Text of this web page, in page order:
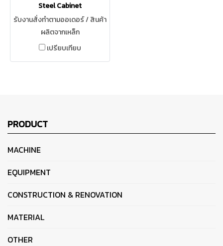
Steel Cabinet
รับงานสั่งทำตามออเดอร์ / สินค้า
ผลิตจากเหล็ก
เปรียบเทียบ
PRODUCT
MACHINE
EQUIPMENT
CONSTRUCTION & RENOVATION
MATERIAL
OTHER